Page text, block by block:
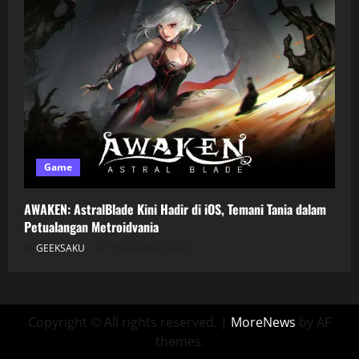
Game
AWAKEN: AstralBlade Kini Hadir di iOS, Temani Tania dalam
Petualangan Metroidvania
GEEKSAKU
Copyright © All rights reserved. | MoreNews by AF
themes.